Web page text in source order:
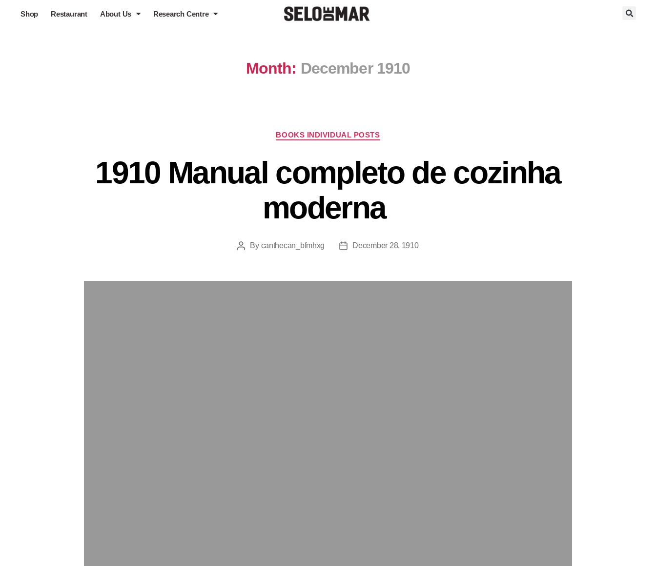
Shop Restaurant About Us Research Centre
Month: December 1910
BOOKS INDIVIDUAL POSTS
1910 Manual completo de cozinha
moderna
By canthecan_bfmhxg December 28, 1910